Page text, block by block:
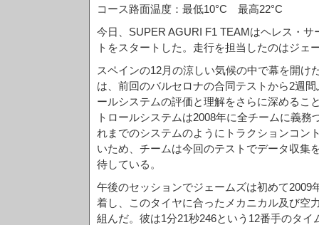
コース路面温度：最低10°C 最高22°C
今日、SUPER AGURI F1 TEAMはヘレス・サ
トをスタートした。走行を担当したのはジェ
スペインの12月の涼しい気候の中で幕を開け
は、前回のバルセロナの合同テストから2週
ールシステムの評価と理解をさらに深めるこ
トロールシステムは2008年に全チームに義務
れまでのシステムのようにトラクションコン
いため、チームは今回のテストでデータ収集
待している。
午後のセッションでジェームズは初めて2009
着し、このタイヤに合ったメカニカル及び空
組んだ。彼は1分21秒246という12番手のタイ